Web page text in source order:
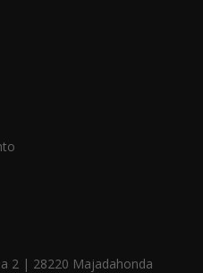
2 | 28220 Majadahonda